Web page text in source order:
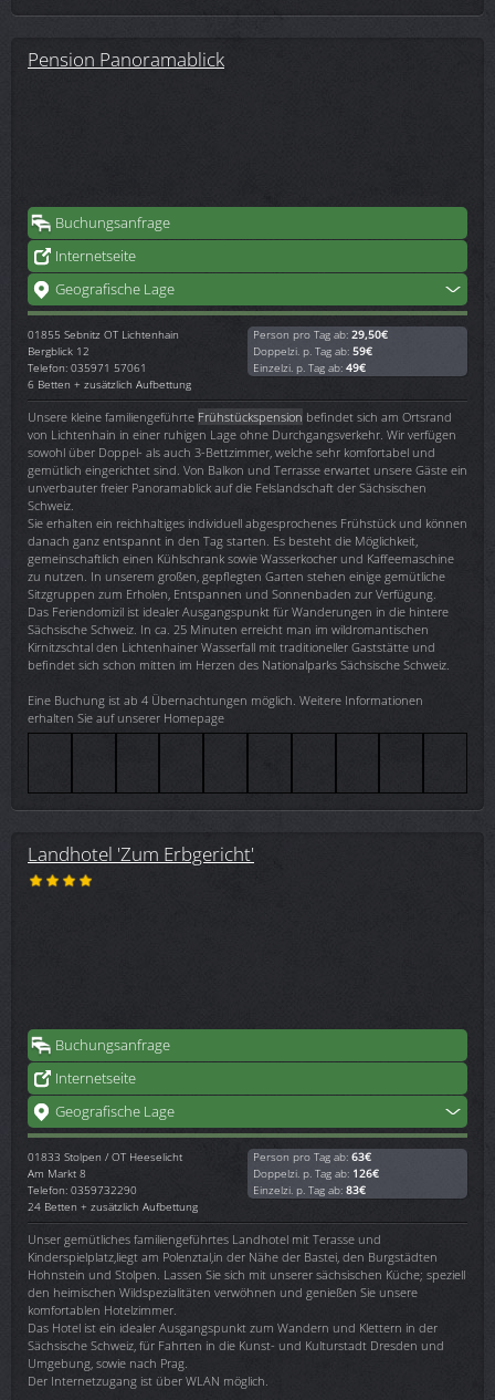
Pension Panoramablick
Buchungsanfrage
Internetseite
Geografische Lage
01855 Sebnitz OT Lichtenhain
Bergblick 12
Telefon: 035971 57061
6 Betten + zusätzlich Aufbettung
Person pro Tag ab: 29,50€
Doppelzi. p. Tag ab: 59€
Einzelzi. p. Tag ab: 49€
Unsere kleine familiengeführte Frühstückspension befindet sich am Ortsrand
von Lichtenhain in einer ruhigen Lage ohne Durchgangsverkehr. Wir verfügen
sowohl über Doppel- als auch 3-Bettzimmer, welche sehr komfortabel und
gemütlich eingerichtet sind. Von Balkon und Terrasse erwartet unsere Gäste ein
unverbauter freier Panoramablick auf die Felslandschaft der Sächsischen
Schweiz.
Sie erhalten ein reichhaltiges individuell abgesprochenes Frühstück und können
danach ganz entspannt in den Tag starten. Es besteht die Möglichkeit,
gemeinschaftlich einen Kühlschrank sowie Wasserkocher und Kaffeemaschine
zu nutzen. In unserem großen, gepflegten Garten stehen einige gemütliche
Sitzgruppen zum Erholen, Entspannen und Sonnenbaden zur Verfügung.
Das Feriendomizil ist idealer Ausgangspunkt für Wanderungen in die hintere
Sächsische Schweiz. In ca. 25 Minuten erreicht man im wildromantischen
Kirnitzschtal den Lichtenhainer Wasserfall mit traditioneller Gaststätte und
befindet sich schon mitten im Herzen des Nationalparks Sächsische Schweiz.
Eine Buchung ist ab 4 Übernachtungen möglich. Weitere Informationen
erhalten Sie auf unserer Homepage
Landhotel 'Zum Erbgericht'
Buchungsanfrage
Internetseite
Geografische Lage
01833 Stolpen / OT Heeselicht
Am Markt 8
Telefon: 0359732290
24 Betten + zusätzlich Aufbettung
Person pro Tag ab: 63€
Doppelzi. p. Tag ab: 126€
Einzelzi. p. Tag ab: 83€
Unser gemütliches familiengeführtes Landhotel mit Terasse und
Kinderspielplatz,liegt am Polenztal,in der Nähe der Bastei, den Burgstädten
Hohnstein und Stolpen. Lassen Sie sich mit unserer sächsischen Küche; speziell
den heimischen Wildspezialitäten verwöhnen und genießen Sie unsere
komfortablen Hotelzimmer.
Das Hotel ist ein idealer Ausgangspunkt zum Wandern und Klettern in der
Sächsische Schweiz, für Fahrten in die Kunst- und Kulturstadt Dresden und
Umgebung, sowie nach Prag.
Der Internetzugang ist über WLAN möglich.